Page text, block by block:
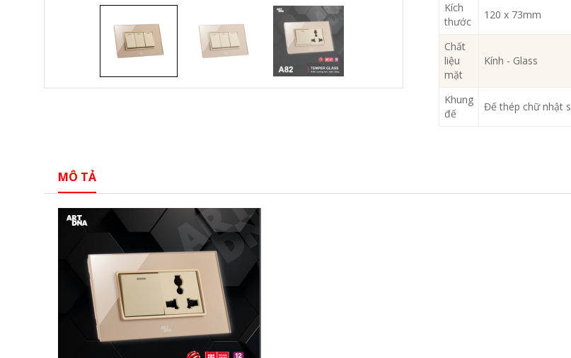
Kích
thước
120 x 73mm
Chất
liệu
mặt
Kính - Glass
Khung
đế
Đế thép chữ nhật
MÔ TẢ